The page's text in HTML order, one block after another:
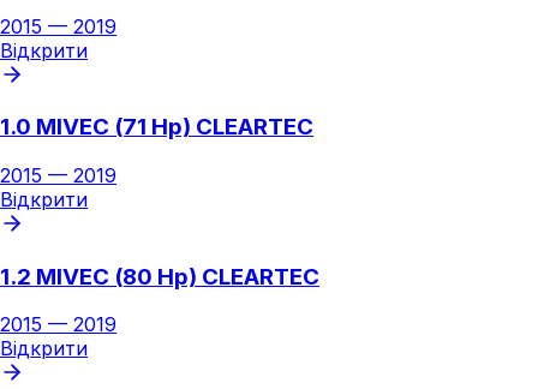
2015 — 2019
Відкрити
1.0 MIVEC (71 Hp) CLEARTEC
2015 — 2019
Відкрити
1.2 MIVEC (80 Hp) CLEARTEC
2015 — 2019
Відкрити